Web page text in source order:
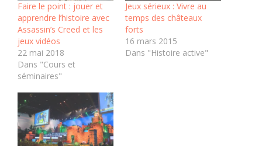
Faire le point : jouer et
apprendre l’histoire avec
Assassin’s Creed et les
jeux vidéos
22 mai 2018
Dans "Cours et
séminaires"
Jeux sérieux : Vivre au
temps des châteaux
forts
16 mars 2015
Dans "Histoire active"